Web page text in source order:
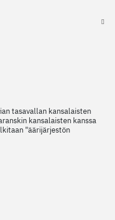
tasavallan kansalaisten
kansalaisten kanssa
"äärijärjestön